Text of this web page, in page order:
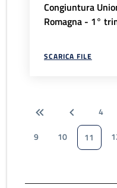
Congiuntura
Romagna - 1°
SCARICA FILE
4
9
10 11